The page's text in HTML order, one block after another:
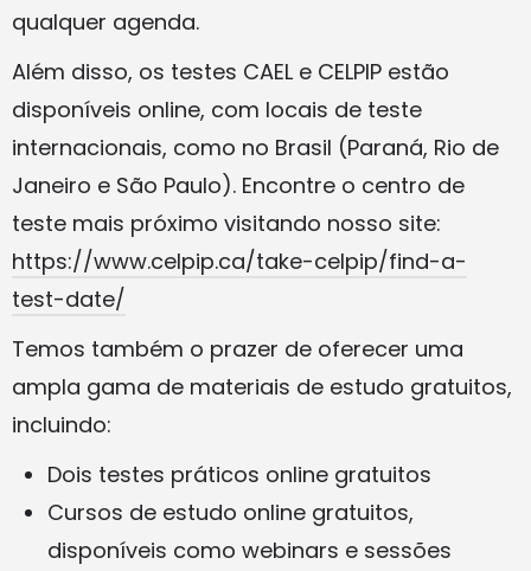
qualquer agenda.
Além disso, os testes CAEL e CELPIP estão
disponíveis online, com locais de teste
internacionais, como no Brasil (Paraná, Rio de
Janeiro e São Paulo). Encontre o centro de
teste mais próximo visitando nosso site:
https://www.celpip.ca/take-celpip/find-a-
test-date/
Temos também o prazer de oferecer uma
ampla gama de materiais de estudo gratuitos,
incluindo:
Dois testes práticos online gratuitos
Cursos de estudo online gratuitos,
disponíveis como webinars e sessões